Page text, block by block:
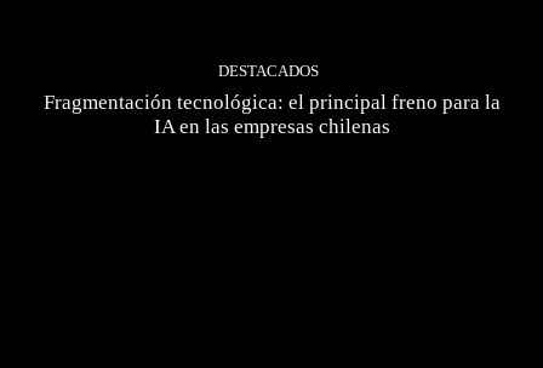
DESTACADOS
Fragmentación tecnológica: el principal freno para la
IA en las empresas chilenas